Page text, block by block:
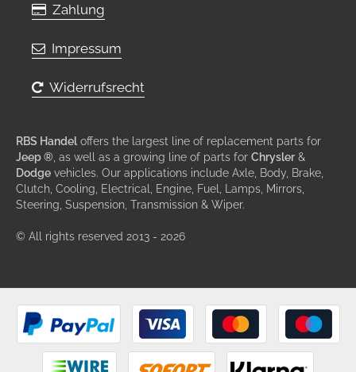
Zahlung
Impressum
Widerrufsrecht
RBS Handel offers the largest line of replacement parts for
Jeep ® , as well as a growing line of parts for Chrysler &
Dodge vehicles. Our applications include Axle, Body, Brake,
Clutch, Cooling, Electrical, Engine, Fuel, Lamps, Mirrors,
Steering, Suspension, Transmission & Wiper.
© All rights reserved 2013 - 2026